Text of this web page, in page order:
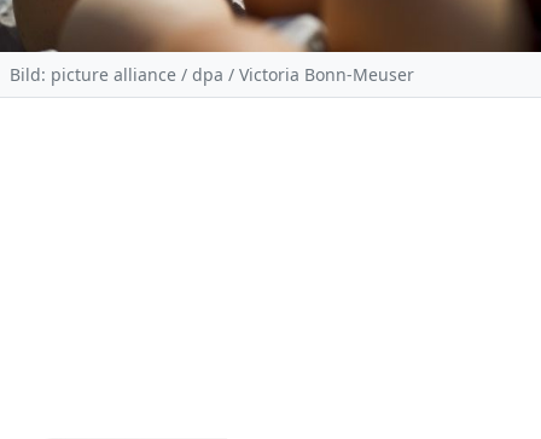
Bild: picture alliance / dpa / Victoria Bonn-Meuser